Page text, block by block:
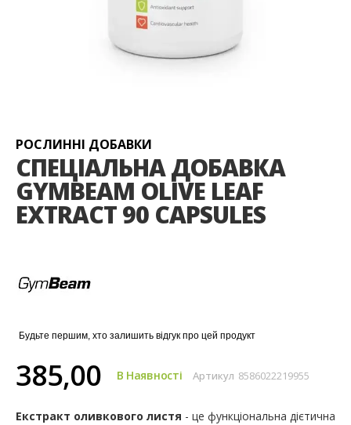
галереї
зображень
РОСЛИННІ ДОБАВКИ
СПЕЦІАЛЬНА ДОБАВКА
GYMBEAM OLIVE LEAF
EXTRACT 90 CAPSULES
Будьте першим, хто залишить відгук про цей продукт
385,00 В Наявності Артикул 8586022219955
Екстракт оливкового листя - це функціональна дієтична